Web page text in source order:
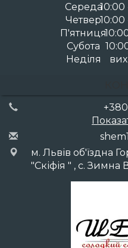
Середа10:00
Четвер10:00
П'ятниця
Субота
Неділя
she
м. Львів об'їздна
"Скіфія " , с. Зимна